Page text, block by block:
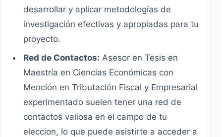
desarrollar y aplicar metodologías de
investigación efectivas y apropiadas para tu
proyecto.
Red de Contactos: Asesor en Tesis en
Maestría en Ciencias Económicas con
Mención en Tributación Fiscal y Empresarial
experimentado suelen tener una red de
contactos valiosa en el campo de tu
eleccion, lo que puede asistirte a acceder a